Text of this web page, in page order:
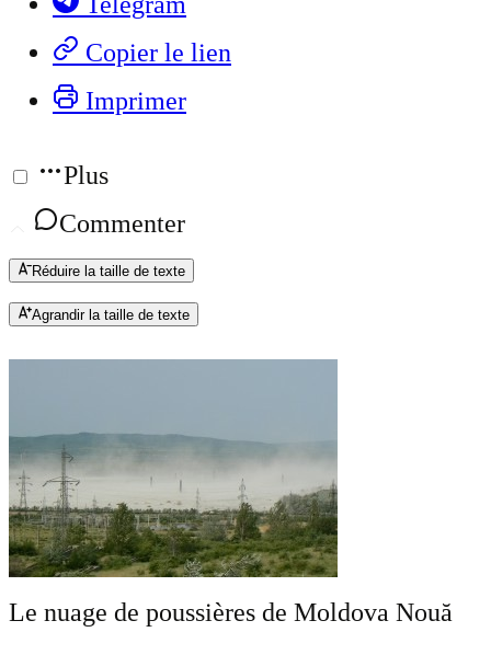
Copier le lien
Imprimer
Plus
Commenter
Réduire la taille de texte
Agrandir la taille de texte
Le nuage de poussières de Moldova Nouă